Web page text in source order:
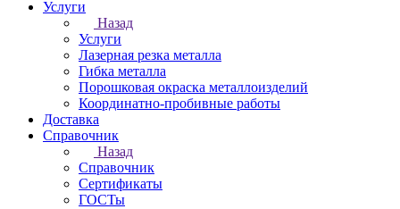
Услуги
Назад
Услуги
Лазерная резка металла
Гибка металла
Порошковая окраска металлоизделий
Координатно-пробивные работы
Доставка
Справочник
Назад
Справочник
Сертификаты
ГОСТы